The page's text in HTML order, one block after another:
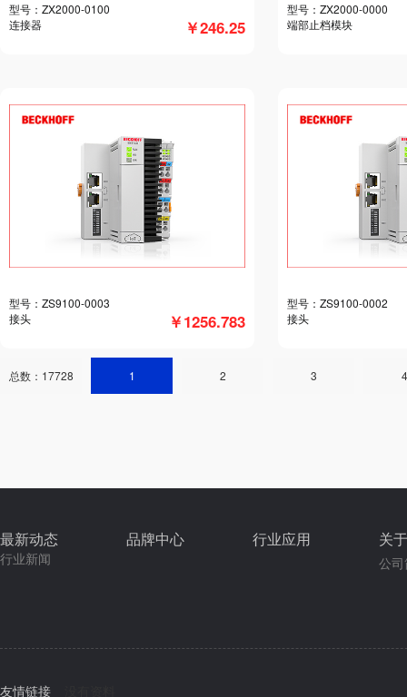
型号：ZX2000-0100
连接器
￥246.25
型号：ZX2000-0000
端部止档模块
型号：ZS9100-0003
接头
￥1256.783
型号：ZS9100-0002
接头
总数：17728 1 2 3 4
最新动态
行业新闻
品牌中心 行业应用 关
公
友情链接